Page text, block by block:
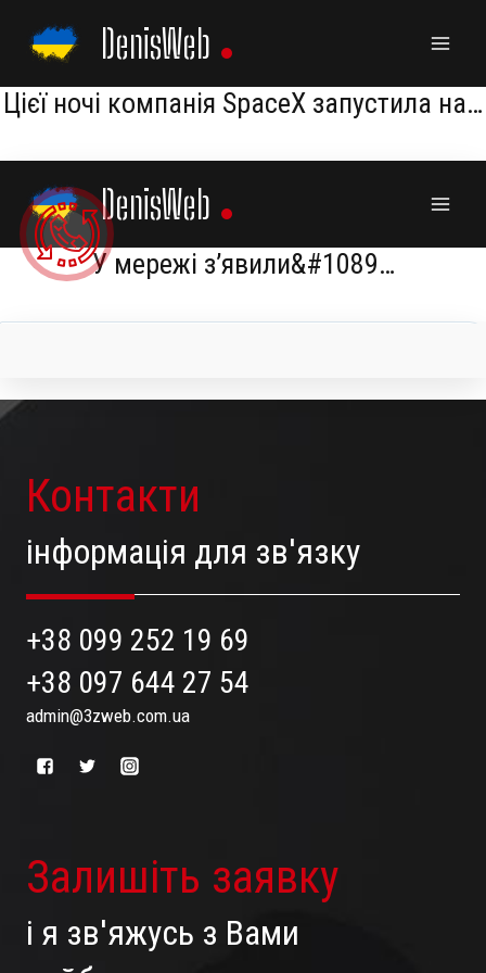
content
DenisWeb
Цієї ночі компанія SpaceX запустила на…
Контакти
інформація для зв'язку
+38 099 252 19 69
+38 097 644 27 54
admin@3zweb.com.ua
Залишіть заявку
і я зв'яжусь з Вами